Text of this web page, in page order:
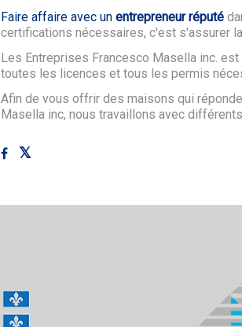
Faire affaire avec unentrepreneur réputé
certifications nécessaires, c'est s'assurer
Les Entreprises Francesco Masella inc.
toutes les licences et tous les permis
Afin de vous offrir des maisons qui
Masella inc, nous travaillons avec